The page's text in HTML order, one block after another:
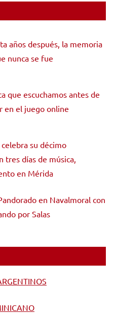
años después, la memoria
nunca se fue
que escuchamos antes de
en el juego online
su décimo
tres días de música,
en Mérida
en Navalmoral con
por Salas